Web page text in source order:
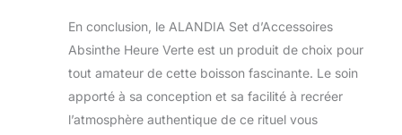
En conclusion, le ALANDIA Set d’Accessoires
Absinthe Heure Verte est un produit de choix pour
tout amateur de cette boisson fascinante. Le soin
apporté à sa conception et sa facilité à recréer
l’atmosphère authentique de ce rituel vous